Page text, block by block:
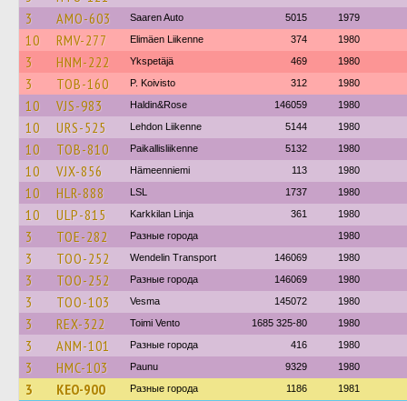
3 AMO-603 Saaren Auto 5015 1979
10 RMV-277 Elimäen Liikenne 374 1980
3 HNM-222 Ykspetäjä 469 1980
3 TOB-160 P. Koivisto 312 1980
10 VJS-983 Haldin&Rose 146059 1980
10 URS-525 Lehdon Liikenne 5144 1980
10 TOB-810 Paikallisliikenne 5132 1980
10 VJX-856 Hämeenniemi 113 1980
10 HLR-888 LSL 1737 1980
10 ULP-815 Karkkilan Linja 361 1980
3 TOE-282 Разные города 1980
3 TOO-252 Wendelin Transport 146069 1980
3 TOO-252 Разные города 146069 1980
3 TOO-103 Vesma 145072 1980
3 REX-322 Toimi Vento 1685 325-80 1980
3 ANM-101 Разные города 416 1980
3 HMC-103 Paunu 9329 1980
3 KEO-900 Разные города 1186 1981